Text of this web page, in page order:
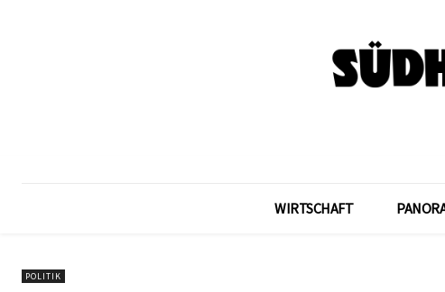
WIRTSCHAFT
POLITIK